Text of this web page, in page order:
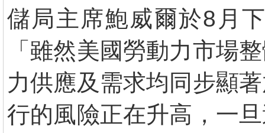
儲局主席鮑威爾於8月
「雖然美國勞動力市場
力供應及需求均同步顯
行的風險正在升高，一